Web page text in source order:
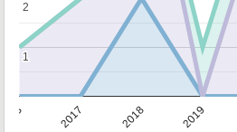
2017 2018 2019
11
2
2